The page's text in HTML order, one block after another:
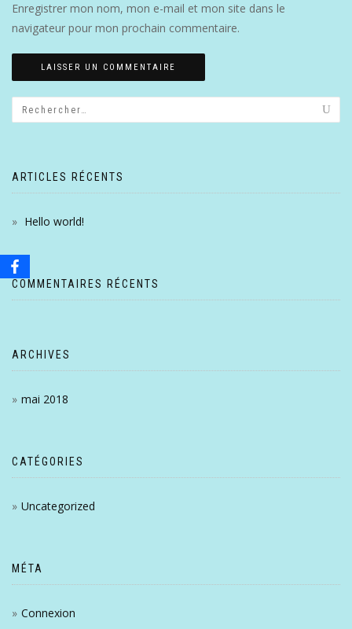
Enregistrer mon nom, mon e-mail et mon site dans le
navigateur pour mon prochain commentaire.
ARTICLES RÉCENTS
Hello world!
COMMENTAIRES RÉCENTS
ARCHIVES
mai 2018
CATÉGORIES
Uncategorized
MÉTA
Connexion